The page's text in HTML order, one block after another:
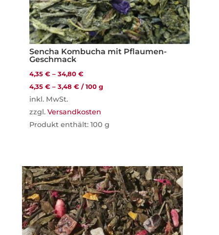
Sencha Kombucha mit Pflaumen-
Geschmack
4,35 €– 34,80 €
4,35 €– 3,48 €/100 g
inkl. MwSt.
zzgl. Versandkosten
Produkt enthält: 100 g